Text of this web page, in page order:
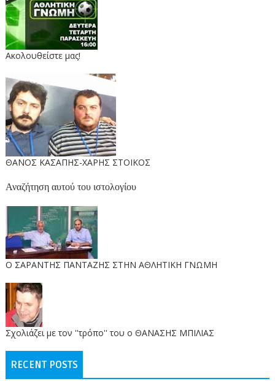
Ακολουθείστε μας!
ΘΑΝΟΣ ΚΑΣΑΠΗΣ-ΧΑΡΗΣ ΣΤΟΙΚΟΣ
Αναζήτηση αυτού του ιστολογίου
O ΣΑΡΑΝΤΗΣ ΠΑΝΤΑΖΗΣ ΣΤΗΝ ΑΘΛΗΤΙΚΗ ΓΝΩΜΗ
Σχολιάζει με τον ''τρόπο'' του ο ΘΑΝΑΣΗΣ ΜΠΙΛΙΑΣ
RECENT POSTS